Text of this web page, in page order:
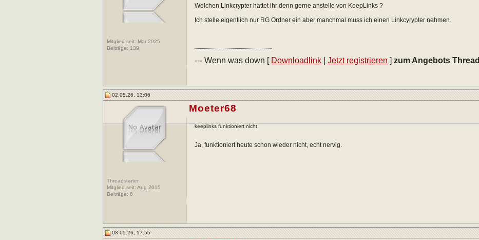
Mitglied seit: Mar 2025
Beiträge: 139
Welchen Linkcrypter hättet ihr denn gerne anstelle von KeepLinks ?
Ich stelle eigentlich nur RG Ordner ein aber manchmal muss ich einen Linkcyrypter nehmen.
--- Wenn was down [ Downloadlink Jetzt registrieren ] zum Angebots Thread
02.05.26, 13:06
Threadstarter
Mitglied seit: Aug 2015
Beiträge: 8
Moeter68
keeplinks funktioniert nicht
Ja, funktioniert heute schon wieder nicht, echt nervig.
03.05.26, 17:55